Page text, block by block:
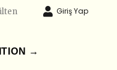
Giriş Yap
→